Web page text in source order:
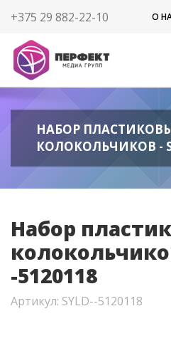
+375 29 882-22-10 О
НАБОР
КОЛОКОЛЬЧИКОВ -
Набор
-5120118
Артикул: SYLD--5120118